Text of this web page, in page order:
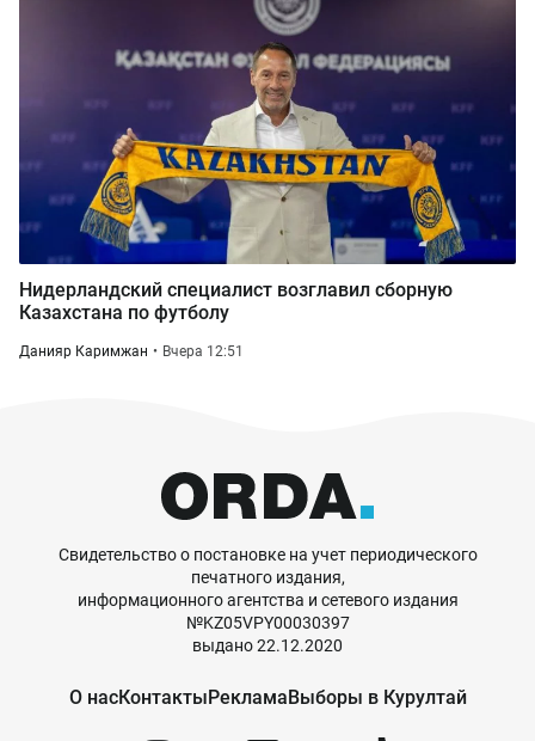
Нидерландский специалист возглавил сборную
Казахстана по футболу
Данияр Каримжан Вчера 12:51
Свидетельство о постановке на учет периодического
печатного издания,
информационного агентства и сетевого издания
№KZ05VPY00030397
выдано 22.12.2020
О насКонтактыРекламаВыборы в Курултай